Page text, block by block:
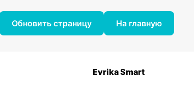
Обновить страницу На главную
Evrika Smart